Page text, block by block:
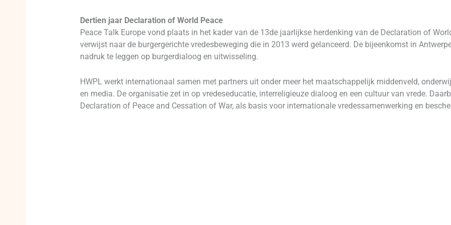
Dertien jaar Declaration of World Peace
Peace Talk Europe vond plaats in het kader van de 13de jaarlijkse herdenking van de Declaration of
verwijst naar de burgergerichte vredesbeweging die in 2013 werd gelanceerd. De bijeenkomst in
nadruk te leggen op burgerdialoog en uitwisseling.
HWPL werkt internationaal samen met partners uit onder meer het maatschappelijk middenveld,
en media. De organisatie zet in op vredeseducatie, interreligieuze dialoog en een cultuur van vrede.
Declaration of Peace and Cessation of War, als basis voor internationale vredessamenwerking en